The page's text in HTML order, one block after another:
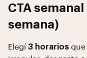
CTA
semana)
Elegí 3 horarios que